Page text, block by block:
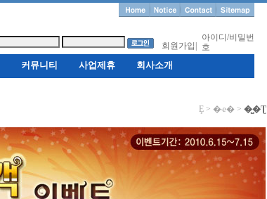
회원가입
아이디/비밀번
호
커뮤니티 사업제휴 회사소개
Ȩ > �ҽ� > �̺�Ʈ